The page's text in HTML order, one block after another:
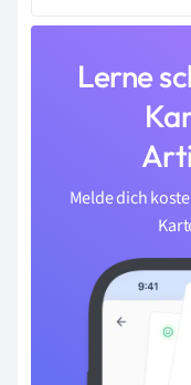
Lerne
Melde dich